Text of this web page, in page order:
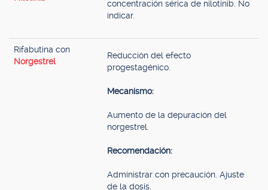
concentración sérica de nilotinib. No
indicar.
Rifabutina con
Norgestrel
Reducción del efecto
progestagénico.
Mecanismo:
Aumento de la depuración del
norgestrel.
Recomendación:
Administrar con precaución. Ajuste
de la dosis.